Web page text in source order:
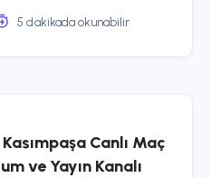
5 dakikada okunabilir
Canlı Maç
ve Yayın Kanalı